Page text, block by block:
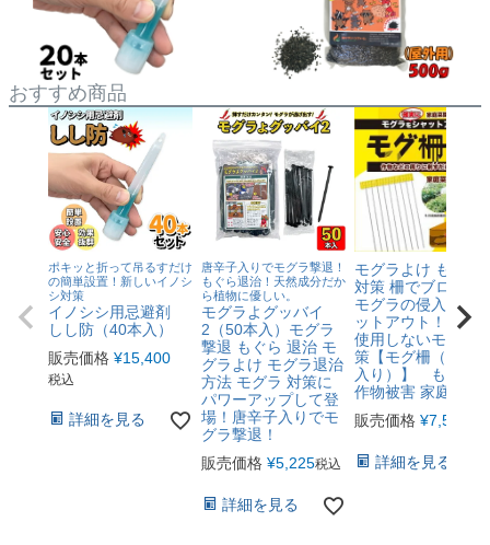
おすすめ商品
ポキッと折って吊るすだけ
の簡単設置！新しいイノシ
シ対策
イノシシ用忌避剤
しし防（40本入）
販売価格 ¥15,400
税込
詳細を見る
唐辛子入りでモグラ撃退！
もぐら退治！天然成分だか
ら植物に優しい。
モグラよグッバイ
2（50本入）モグラ
撃退 もぐら 退治 モ
グラよけ モグラ退治
方法 モグラ 対策に
パワーアップして登
場！唐辛子入りでモ
グラ撃退！
販売価格 ¥5,225税込
詳細を見る
モグラよけ もぐら
対策 柵でブロック
モグラの侵入をシ
ットアウト！薬剤
使用しないモグラ
策【モグ柵（３０
入り）】 もぐ柵
作物被害 家庭菜園
販売価格 ¥7,524
詳細を見る